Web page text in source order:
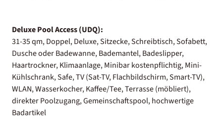
Deluxe Pool Access (UDQ):
31-35 qm, Doppel, Deluxe, Sitzecke, Schreibtisch, Sofabett,
Dusche oder Badewanne, Bademantel, Badeslipper,
Haartrockner, Klimaanlage, Minibar kostenpflichtig, Mini-
Kühlschrank, Safe, TV (Sat-TV, Flachbildschirm, Smart-TV),
WLAN, Wasserkocher, Kaffee/Tee, Terrasse (möbliert),
direkter Poolzugang, Gemeinschaftspool, hochwertige
Badartikel